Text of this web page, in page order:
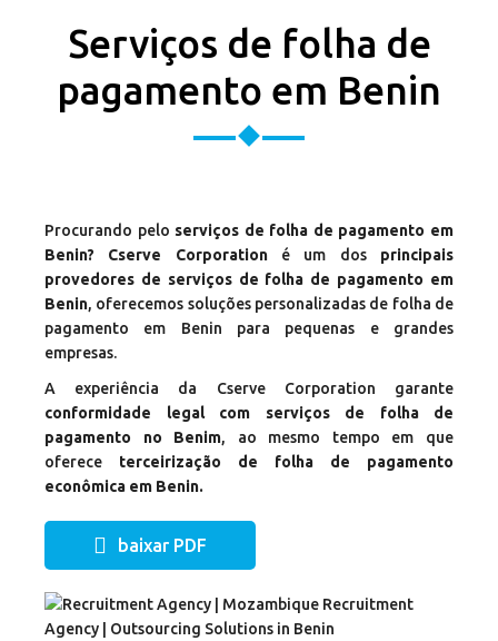
Serviços de folha de
pagamento em Benin
Procurando pelo serviços de folha de pagamento em
Benin? Cserve Corporationé um dosprincipais
provedores de serviços de folha de pagamento em
Benin, oferecemos soluções personalizadas de folha de
pagamento em Benin para pequenas e grandes
empresas.
A experiência da Cserve Corporation garante
conformidade legal com serviços de folha de
pagamento no Benim, ao mesmo tempo em que
oferece terceirização de folha de pagamento
econômica em Benin.
baixar PDF